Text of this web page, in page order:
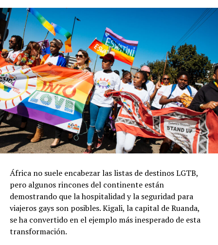
África no suele encabezar las listas de destinos LGTB,
pero algunos rincones del continente están
demostrando que la hospitalidad y la seguridad para
viajeros gays son posibles. Kigali, la capital de Ruanda,
se ha convertido en el ejemplo más inesperado de esta
transformación.